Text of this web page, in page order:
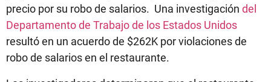
precio por su robo de salarios. Una investigación del
Departamento de Trabajo de los Estados Unidos
resultó en un acuerdo de $262K por violaciones de
robo de salarios en el restaurante.